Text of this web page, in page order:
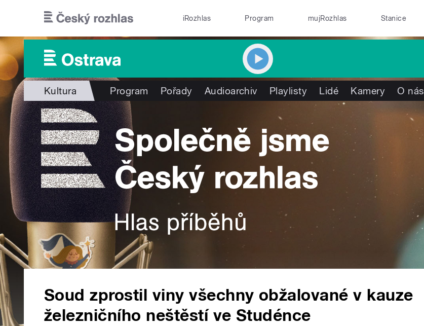
iRozhlas Program mujRozhlas Stanice
Kultura Program Pořady Audioarchiv Playlisty Lidé Kamery O nás
Soud zprostil viny všechny obžalované v kauze
železničního neštěstí ve Studénce